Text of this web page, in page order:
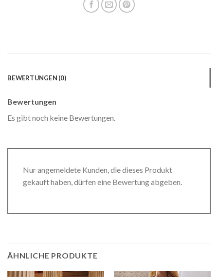
BEWERTUNGEN (0)
Bewertungen
Es gibt noch keine Bewertungen.
Nur angemeldete Kunden, die dieses Produkt
gekauft haben, dürfen eine Bewertung abgeben.
ÄHNLICHE PRODUKTE